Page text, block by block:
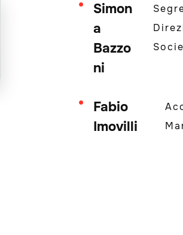
Simon
a
Bazzo
ni
Fabio
Imovilli